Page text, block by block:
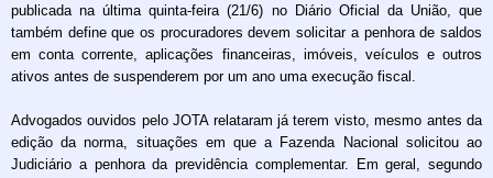
publicada na última quinta-feira (21/6) no Diário Oficial da União, que
também define que os procuradores devem solicitar a penhora de saldos
em conta corrente, aplicações financeiras, imóveis, veículos e outros
ativos antes de suspenderem por um ano uma execução fiscal.
Advogados ouvidos pelo JOTA relataram já terem visto, mesmo antes da
edição da norma, situações em que a Fazenda Nacional solicitou ao
Judiciário a penhora da previdência complementar. Em geral, segundo